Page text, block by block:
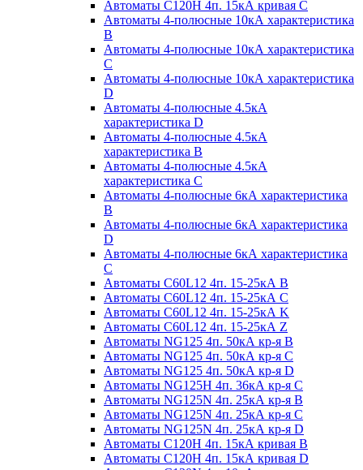
Автоматы С120H 4п. 15кА кривая C
Автоматы 4-полюсные 10кА характеристика
B
Автоматы 4-полюсные 10кА характеристика
C
Автоматы 4-полюсные 10кА характеристика
D
Автоматы 4-полюсные 4.5кА
характеристика D
Автоматы 4-полюсные 4.5кА
характеристика В
Автоматы 4-полюсные 4.5кА
характеристика С
Автоматы 4-полюсные 6кА характеристика
B
Автоматы 4-полюсные 6кА характеристика
D
Автоматы 4-полюсные 6кА характеристика
С
Автоматы C60L12 4п. 15-25кА B
Автоматы C60L12 4п. 15-25кА C
Автоматы C60L12 4п. 15-25кА K
Автоматы C60L12 4п. 15-25кА Z
Автоматы NG125 4п. 50кА кр-я B
Автоматы NG125 4п. 50кА кр-я C
Автоматы NG125 4п. 50кА кр-я D
Автоматы NG125H 4п. 36кА кр-я C
Автоматы NG125N 4п. 25кА кр-я B
Автоматы NG125N 4п. 25кА кр-я C
Автоматы NG125N 4п. 25кА кр-я D
Автоматы С120H 4п. 15кА кривая B
Автоматы С120H 4п. 15кА кривая D